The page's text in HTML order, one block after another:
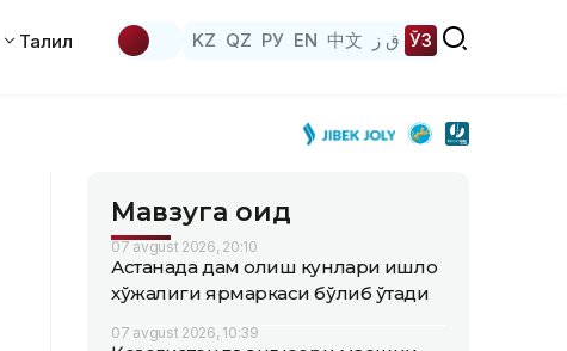
Таҳлил KZ QZ РУ EN 中文 ق ز ЎЗ
Мавзуга оид
07 avgust 2026, 20:10
Астанада дам олиш кунлари қишлоқ
хўжалиги ярмаркаси бўлиб ўтади
07 avgust 2026, 10:39